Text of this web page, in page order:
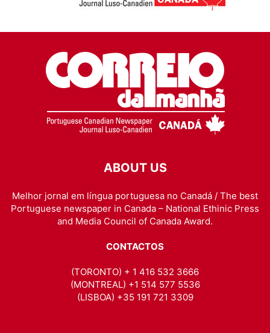
ABOUT US
Melhor jornal em língua portuguesa no Canadá / The best
Portuguese newspaper in Canada – National Ethinic Press
and Media Council of Canada Award.
CONTACTOS
(TORONTO) + 1 416 532 3666
(MONTREAL) +1 514 577 5536
(LISBOA) +35 191 721 3309